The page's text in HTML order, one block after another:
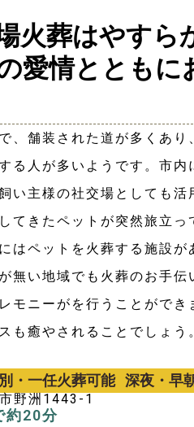
火葬はやすら
愛情とともに
、舗装された道が多くあり
る人が多いようです。市内
い主様の社交場としても活
てきたペットが突然旅立っ
はペットを火葬する施設が
無い地域でも火葬のお手伝
モニーがを行うことができ
も癒やされることでしょう
・一任火葬可能 深夜・早
野洲1443-1
約20分